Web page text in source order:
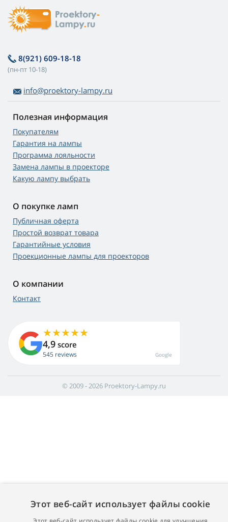
8(921) 609-18-18
(пн-пт 10-18)
info@proektory-lampy.ru
Полезная информация
Покупателям
Гарантия на лампы
Программа лояльности
Замена лампы в проекторе
Какую лампу выбрать
О покупке ламп
Публичная оферта
Простой возврат товара
Гарантийные условия
Проекционные лампы для проекторов
О компании
Контакт
4,9 score
545 reviews Google
© 2009 - 2026 Proektory-Lampy.ru
Этот веб-сайт использует файлы cookie